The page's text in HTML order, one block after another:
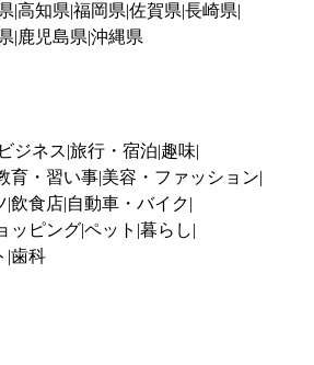
高知県 福岡県 佐賀県 長崎県
鹿児島県 沖縄県
ビジネス 旅行・宿泊 趣味
育・習い事 美容・ファッション
飲食店 自動車・バイク
ッピングペット 暮らし
歯科